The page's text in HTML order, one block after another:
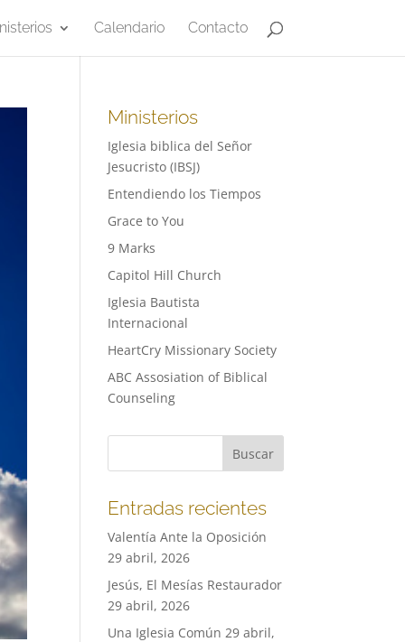
Calendario Contacto
Ministerios
Iglesia biblica del Señor
Jesucristo (IBSJ)
Entendiendo los Tiempos
Grace to You
9 Marks
Capitol Hill Church
Iglesia Bautista
Internacional
HeartCry Missionary Society
ABC Assosiation of Biblical
Counseling
Entradas recientes
Valentía Ante la Oposición
29 abril, 2026
Jesús, El Mesías Restaurador
29 abril, 2026
Una Iglesia Común 29 abril,